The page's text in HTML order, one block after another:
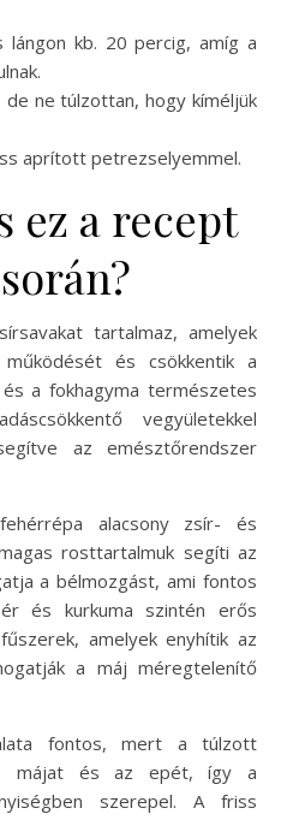
kb. 20 percig, amíg a
ne túlzottan, hogy kíméljük
aprított petrezselyemmel.
ez a recept
tartalmaz, amelyek
és csökkentik a
a fokhagyma természetes
vegyületekkel
az emésztőrendszer
alacsony zsír- és
rosttartalmuk segíti az
a bélmozgást, ami fontos
és kurkuma szintén erős
amelyek enyhítik az
a máj méregtelenítő
fontos, mert a túlzott
májat és az epét, így a
szerepel. A friss